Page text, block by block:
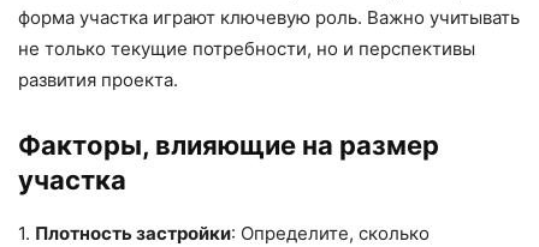
форма участка играют ключевую роль. Важно учитывать
не только текущие потребности, но и перспективы
развития проекта.
Факторы, влияющие на размер
участка
1. Плотность застройки: Определите, сколько